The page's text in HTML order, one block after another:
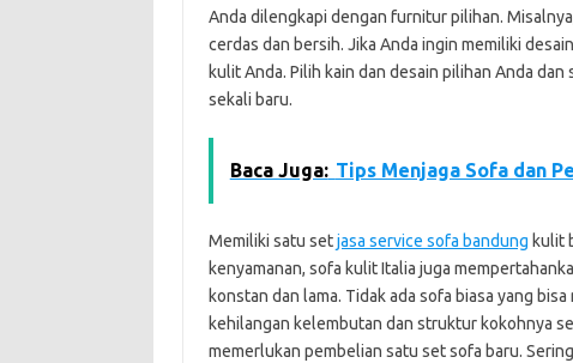
Anda dilengkapi dengan furnitur pilihan.
cerdas dan bersih. Jika Anda ingin memiliki
kulit Anda. Pilih kain dan desain pilihan Anda
sekali baru.
Baca Juga: Tips Menjaga Sofa dan
Memiliki satu setjasa service sofa bandung kulit
kenyamanan, sofa kulit Italia juga
konstan dan lama. Tidak ada sofa biasa yang
kehilangan kelembutan dan struktur kokohnya
memerlukan pembelian satu set sofa baru.